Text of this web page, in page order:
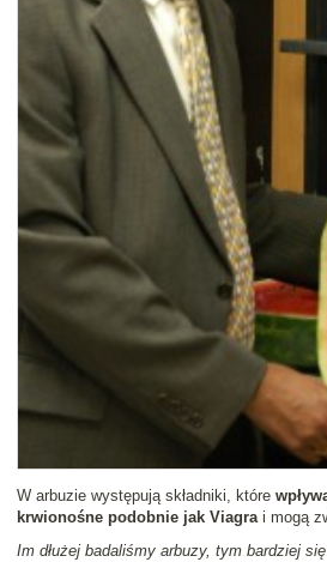
W arbuzie występują składniki, które
krwionośne podobnie jak Viagrai mogą
Im dłużej badaliśmy arbuzy, tym bardziej